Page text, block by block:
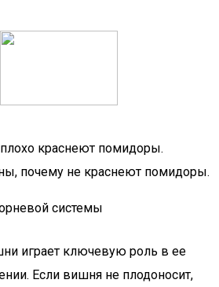
краснеют помидоры.
почему не краснеют помидоры.
системы
играет ключевую роль в ее
Если вишня не плодоносит,